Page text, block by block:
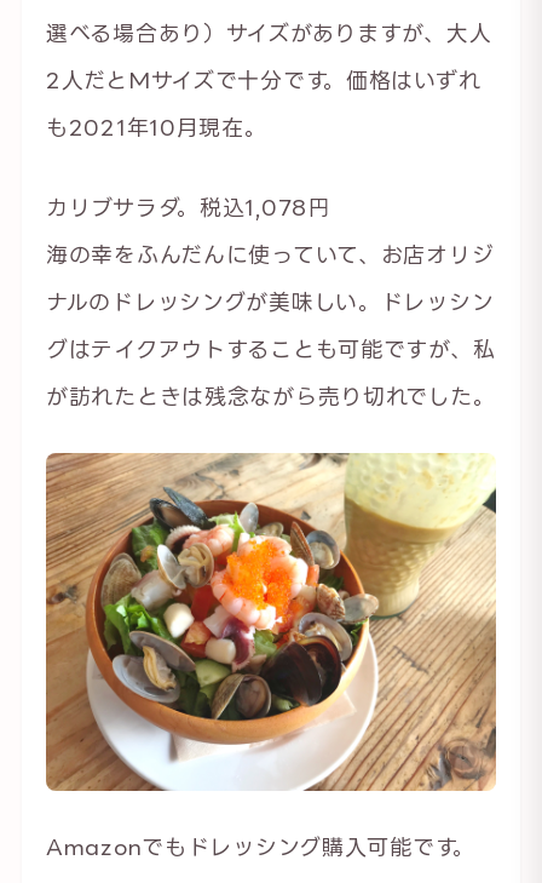
選べる場合あり）サイズがありますが、大人
2人だとMサイズで十分です。価格はいずれ
も2021年10月現在。
カリブサラダ。税込1,078円
海の幸をふんだんに使っていて、お店オリジ
ナルのドレッシングが美味しい。ドレッシン
グはテイクアウトすることも可能ですが、私
が訪れたときは残念ながら売り切れでした。
Amazonでもドレッシング購入可能です。